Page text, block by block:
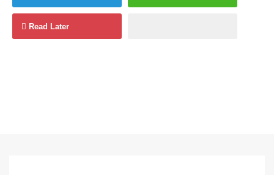
Read Later